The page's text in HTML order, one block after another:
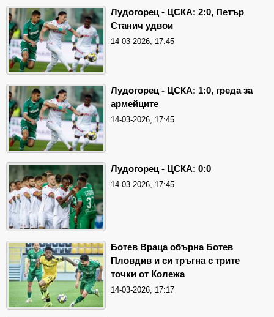
Лудогорец - ЦСКА: 2:0, Петър
Станич удвои
14-03-2026, 17:45
Лудогорец - ЦСКА: 1:0, греда за
армейците
14-03-2026, 17:45
Лудогорец - ЦСКА: 0:0
14-03-2026, 17:45
Ботев Враца обърна Ботев
Пловдив и си тръгна с трите
точки от Колежа
14-03-2026, 17:17